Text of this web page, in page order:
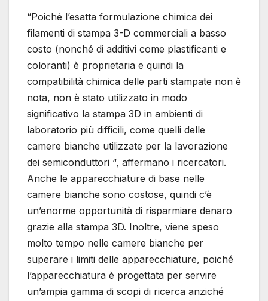
“Poiché l’esatta formulazione chimica dei
filamenti di stampa 3-D commerciali a basso
costo (nonché di additivi come plastificanti e
coloranti) è proprietaria e quindi la
compatibilità chimica delle parti stampate non è
nota, non è stato utilizzato in modo
significativo la stampa 3D in ambienti di
laboratorio più difficili, come quelli delle
camere bianche utilizzate per la lavorazione
dei semiconduttori “, affermano i ricercatori.
Anche le apparecchiature di base nelle
camere bianche sono costose, quindi c’è
un’enorme opportunità di risparmiare denaro
grazie alla stampa 3D. Inoltre, viene speso
molto tempo nelle camere bianche per
superare i limiti delle apparecchiature, poiché
l’apparecchiatura è progettata per servire
un’ampia gamma di scopi di ricerca anziché